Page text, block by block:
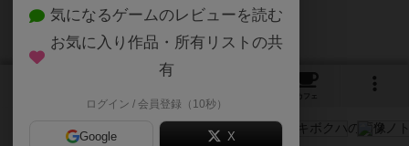
カフェ
気になるゲームのレビューを読む
お気に入り作品・所有リストの共
有
ログイン / 会員登録（10秒）
Google X